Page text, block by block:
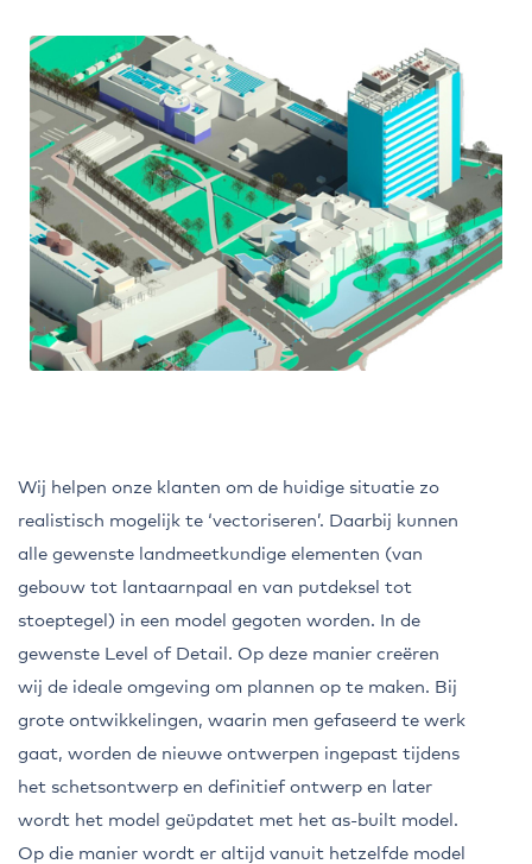
Wij helpen onze klanten om de huidige situatie zo
realistisch mogelijk te ‘vectoriseren’. Daarbij kunnen
alle gewenste landmeetkundige elementen (van
gebouw tot lantaarnpaal en van putdeksel tot
stoeptegel) in een model gegoten worden. In de
gewenste Level of Detail. Op deze manier creëren
wij de ideale omgeving om plannen op te maken. Bij
grote ontwikkelingen, waarin men gefaseerd te werk
gaat, worden de nieuwe ontwerpen ingepast tijdens
het schetsontwerp en definitief ontwerp en later
wordt het model geüpdatet met het as-built model.
Op die manier wordt er altijd vanuit hetzelfde model